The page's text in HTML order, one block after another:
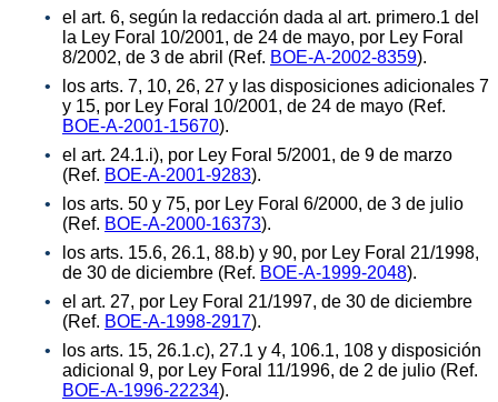
el art. 6, según la redacción dada al art. primero.1 del
la Ley Foral 10/2001, de 24 de mayo, por Ley Foral
8/2002, de 3 de abril (Ref. BOE-A-2002-8359).
los arts. 7, 10, 26, 27 y las disposiciones adicionales 7
y 15, por Ley Foral 10/2001, de 24 de mayo (Ref.
BOE-A-2001-15670).
el art. 24.1.i), por Ley Foral 5/2001, de 9 de marzo
(Ref. BOE-A-2001-9283).
los arts. 50 y 75, por Ley Foral 6/2000, de 3 de julio
(Ref. BOE-A-2000-16373).
los arts. 15.6, 26.1, 88.b) y 90, por Ley Foral 21/1998,
de 30 de diciembre (Ref. BOE-A-1999-2048).
el art. 27, por Ley Foral 21/1997, de 30 de diciembre
(Ref. BOE-A-1998-2917).
los arts. 15, 26.1.c), 27.1 y 4, 106.1, 108 y disposición
adicional 9, por Ley Foral 11/1996, de 2 de julio (Ref.
BOE-A-1996-22234).